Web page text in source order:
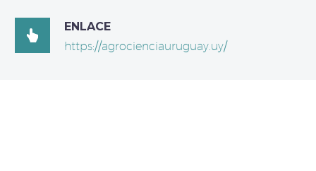

ENLACE
https://agrocienciauruguay.uy/